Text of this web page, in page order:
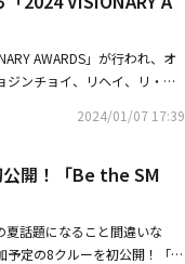
のダンサーとのバトルやスト
ーではAIKI、LIP J、リヘイ、
、Harimuは、韓国だけでな
FIGHTER」で、強烈なK-パ
バルダンスリアリティ番組に
成功の秘訣から、中毒性の強
ダンスが、幻想の都市ラスベ
経た一般人ダンサーも合流
ないグローバルパフォーマン
AWARDS」が行われ、オ
ジンチョイ、リヘイ、リ・ジ
」でリュ・スンリョン＆
2024/01/07 17:39
公開！「Be the SM
夏話題になること間違いな
予定の8クルーを初公開！「S